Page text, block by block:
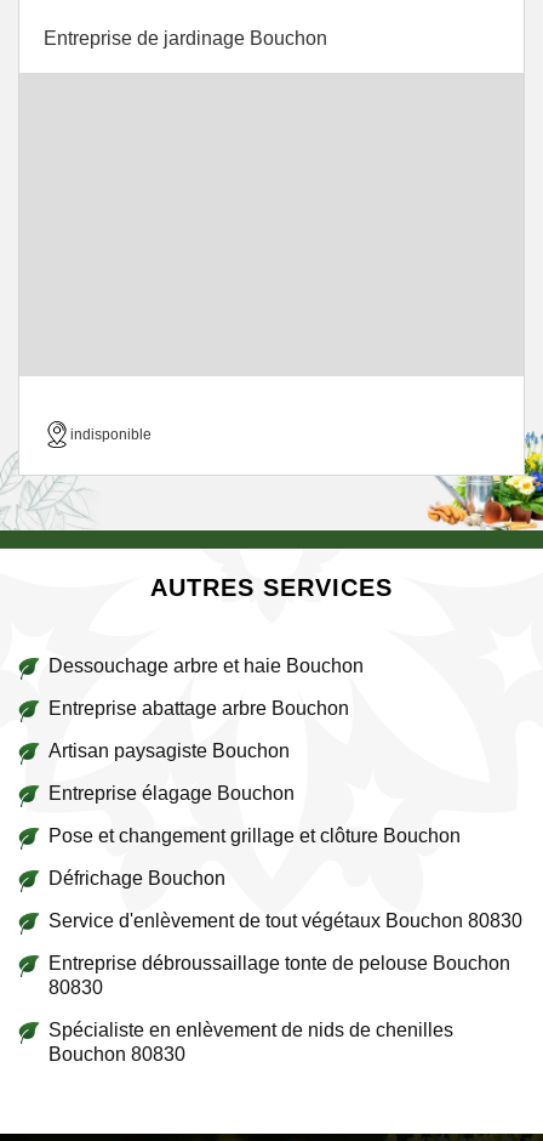
Entreprise de jardinage Bouchon
indisponible
AUTRES SERVICES
Dessouchage arbre et haie Bouchon
Entreprise abattage arbre Bouchon
Artisan paysagiste Bouchon
Entreprise élagage Bouchon
Pose et changement grillage et clôture Bouchon
Défrichage Bouchon
Service d'enlèvement de tout végétaux Bouchon 80830
Entreprise débroussaillage tonte de pelouse Bouchon
80830
Spécialiste en enlèvement de nids de chenilles
Bouchon 80830